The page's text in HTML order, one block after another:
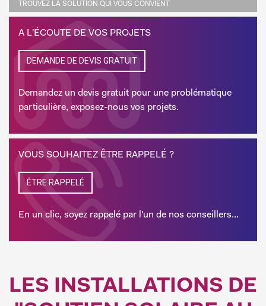
TROUVEZ LA SOLUTION QUI VOUS CONVIENT
A L'ÉCOUTE DE VOS PROJETS
DEMANDE DE DEVIS GRATUIT
Demandez un devis gratuit pour une problématique
particulière, exposez-nous vos projets.
VOUS SOUHAITEZ ÊTRE RAPPELÉ ?
ÊTRE RAPPELÉ
En un clic, soyez rappelé par l'un de nos conseillers...
LES INSTALLATIONS DE